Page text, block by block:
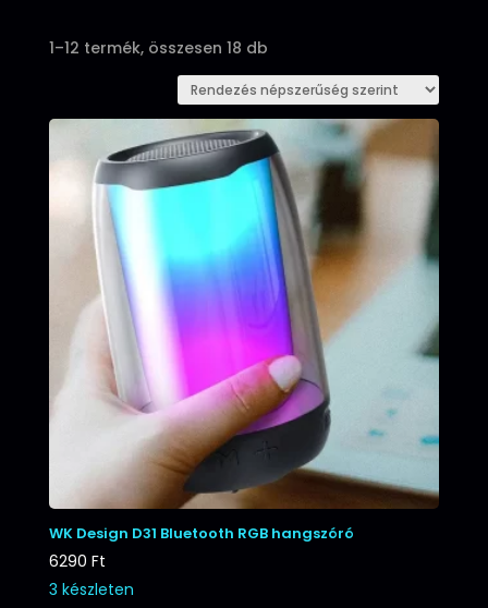
1–12 termék, összesen 18 dbSorted
by
popularity
WK Design D31 Bluetooth RGB hangszóró
6290 Ft
3 készleten